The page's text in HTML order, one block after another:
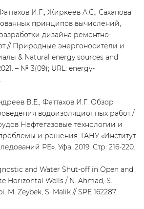
И.Г., Жиркеев А.С., Сахапова
принципов вычислений,
дизайна ремонтно-
// Природные энергоносители и
& Natural energy sources and
– № 3(09); URL: energy-
В.Е., Фаттахов И.Г. Обзор
водоизоляционных работ /
Нефтегазовые технологии и
и решения. ГАНУ «Институт
РБ». Уфа, 2019. Стр: 216-220.
and Water Shut-off in Open and
Horizontal Wells / N. Ahmad, S.
M. Zeybek, S. Malik // SPE 162287.